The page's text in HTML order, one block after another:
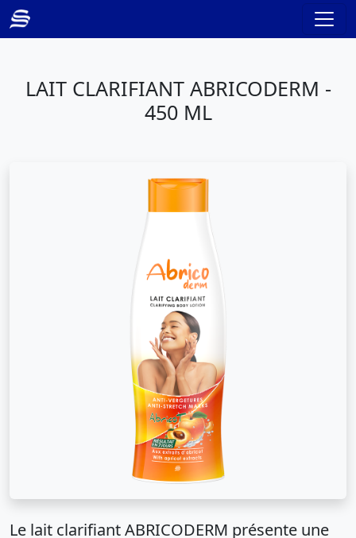
LAIT CLARIFIANT ABRICODERM -
450 ML
Le lait clarifiant ABRICODERM présente une